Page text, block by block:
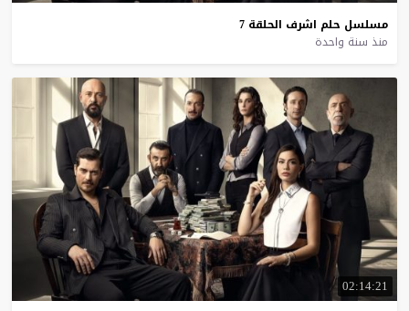
مسلسل حلم اشرف الحلقة 7
منذ سنة واحدة
02:14:21